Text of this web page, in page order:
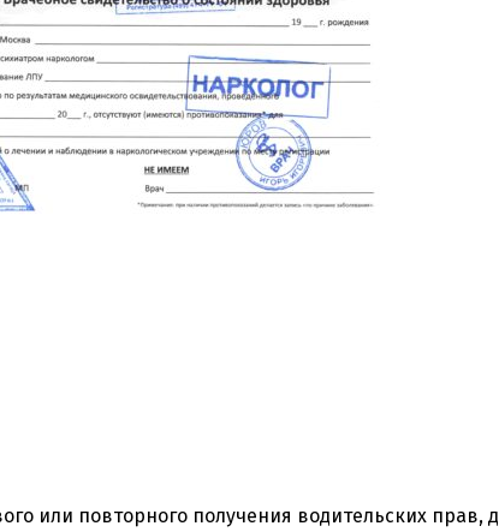
или повторного получения водительских прав,